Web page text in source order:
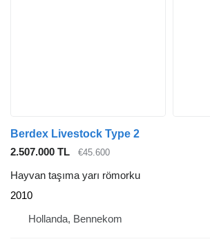
Berdex Livestock Type 2
2.507.000 TL
€45.600
Hayvan taşıma yarı römorku
2010
Hollanda, Bennekom